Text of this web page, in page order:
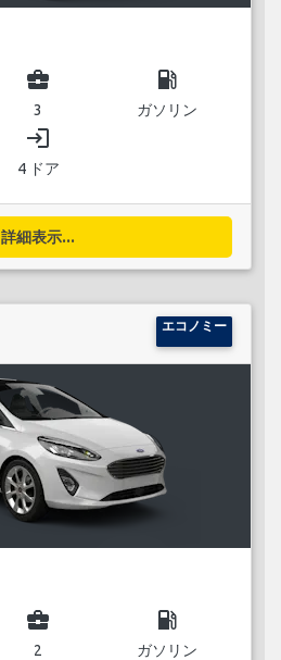
business_center
3
local_gas_station
ガソリン
login
4 ドア
詳細表示...
エコノミー
business_center
2
local_gas_station
ガソリン